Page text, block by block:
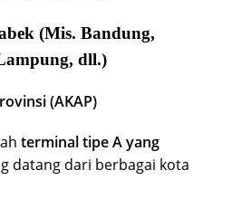
(Mis. Bandung,
dll.)
(AKAP)
terminal tipe A yang
datang dari berbagai kota